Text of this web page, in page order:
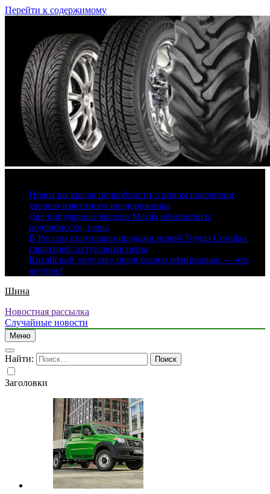
Перейти к содержимому
Honda раскрыла подробности о новом поколении
хорошо известного внедорожника
Две популярные модели Mazda обновились:
подробности, цены
В России стартовали продажи новой Toyota Corolla с
гарантией: актуальные цены
Китайский «крузак» представлен официально — что
внутри?
Шина
Новостная рассылка
Случайные новости
Меню
Найти:
Заголовки